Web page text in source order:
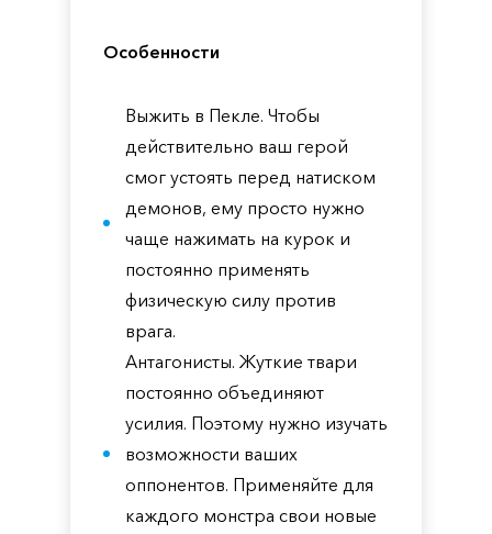
Особенности
Выжить в Пекле. Чтобы
действительно ваш герой
смог устоять перед натиском
демонов, ему просто нужно
чаще нажимать на курок и
постоянно применять
физическую силу против
врага.
Антагонисты. Жуткие твари
постоянно объединяют
усилия. Поэтому нужно изучать
возможности ваших
оппонентов. Применяйте для
каждого монстра свои новые